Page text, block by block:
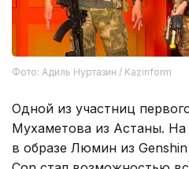
Фото: Адиль Нуртазин / Kazinform
Одной из участниц
Мухаметова из Астаны.
в образе Люмин из